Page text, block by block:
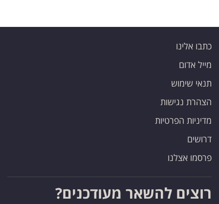
כתבו אלינו
מייל אדום
תנאי שימוש
הצהרת נגישות
מדיניות הפרטיות
דרושים
פרסמו אצלנו
רוצים להשאר מעודכנים?